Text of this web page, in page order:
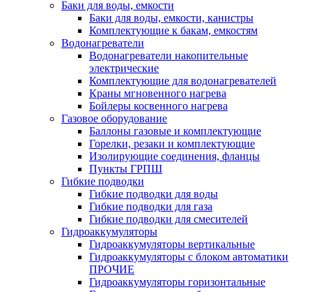
Баки для воды, емкости
Баки для воды, емкости, канистры
Комплектующие к бакам, емкостям
Водонагреватели
Водонагреватели накопительные
электрические
Комплектующие для водонагревателей
Краны мгновенного нагрева
Бойлеры косвенного нагрева
Газовое оборудование
Баллоны газовые и комплектующие
Горелки, резаки и комплектующие
Изолирующие соединения, фланцы
Пункты ГРПШ
Гибкие подводки
Гибкие подводки для воды
Гибкие подводки для газа
Гибкие подводки для смесителей
Гидроаккумуляторы
Гидроаккумуляторы вертикальные
Гидроаккумуляторы с блоком автоматики
ПРОЧИЕ
Гидроаккумуляторы горизонтальные